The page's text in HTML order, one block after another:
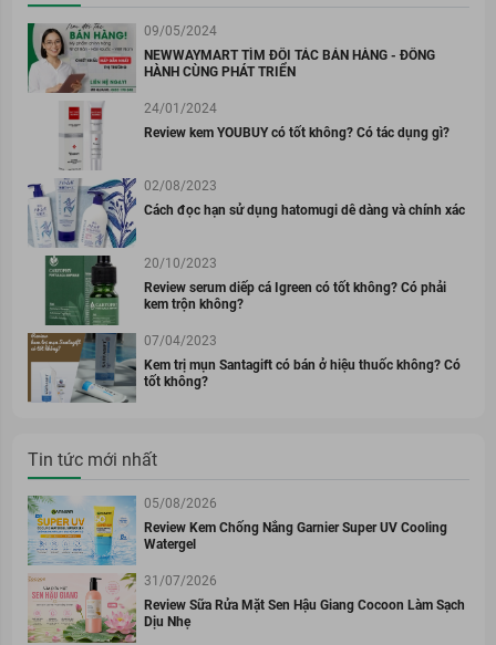
09/05/2024
NEWWAYMART TÌM ĐỐI TÁC BÁN HÀNG - ĐỒNG
HÀNH CÙNG PHÁT TRIỂN
24/01/2024
Review kem YOUBUY có tốt không? Có tác dụng gì?
02/08/2023
Cách đọc hạn sử dụng hatomugi dễ dàng và chính xác
20/10/2023
Review serum diếp cá Igreen có tốt không? Có phải
kem trộn không?
07/04/2023
Kem trị mụn Santagift có bán ở hiệu thuốc không? Có
tốt không?
Tin tức mới nhất
05/08/2026
Review Kem Chống Nắng Garnier Super UV Cooling
Watergel
31/07/2026
Review Sữa Rửa Mặt Sen Hậu Giang Cocoon Làm Sạch
Dịu Nhẹ